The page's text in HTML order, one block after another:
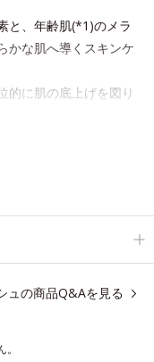
と、年齢肌(*1)のメラ
かな肌へ導くスキンケ
的に肌の底上げを図り
タボ(*2)”にアプロー
起こらないということで
ュの商品Q&Aを見る